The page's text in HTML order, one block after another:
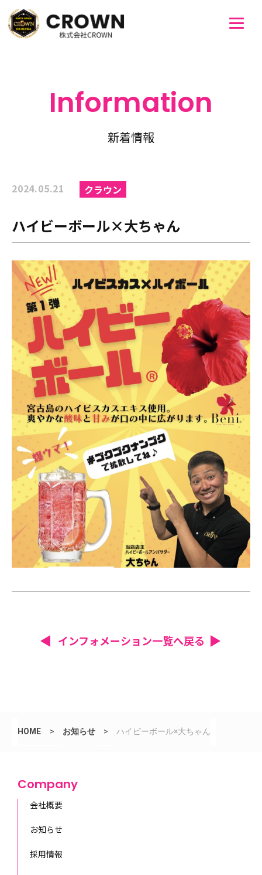
Information
新着情報
2024.05.21 クラウン
ハイビーボール×大ちゃん
インフォメーション一覧へ戻る
HOME > お知らせ > ハイビーボール×大ちゃん
Company
会社概要
お知らせ
採用情報